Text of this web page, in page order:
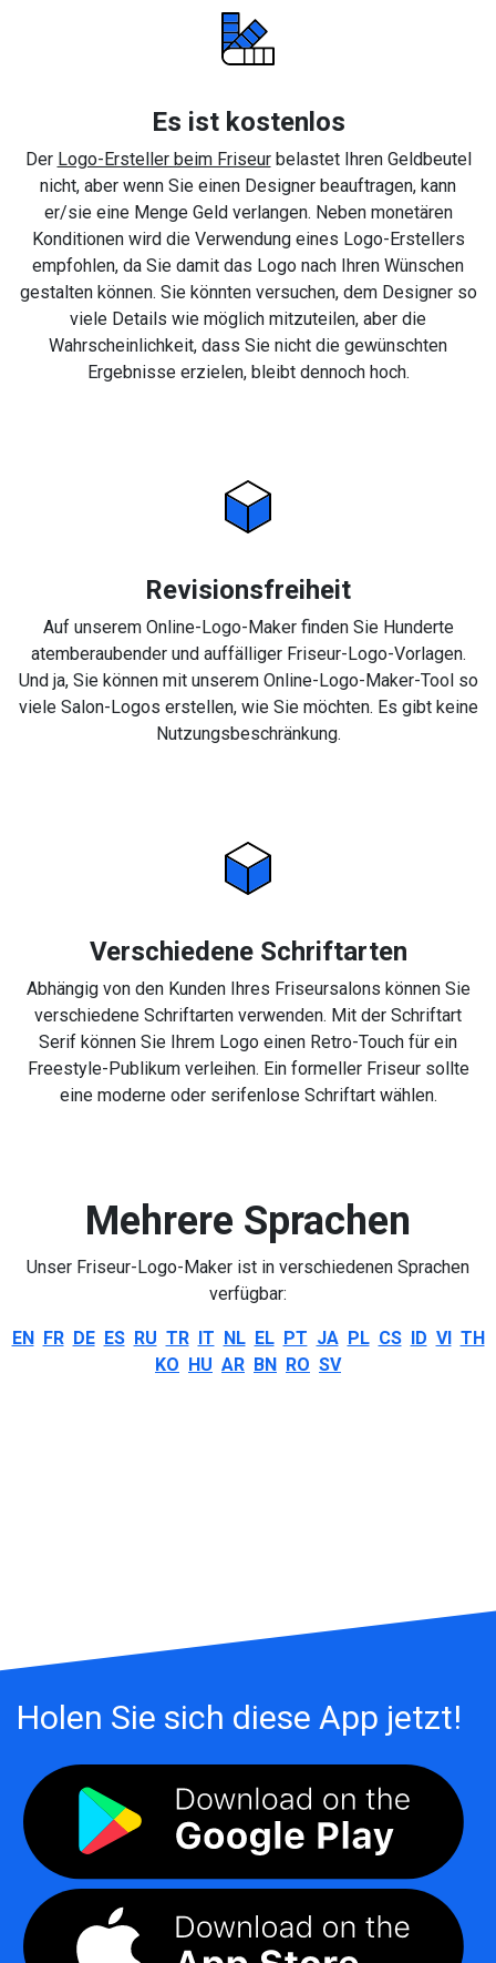
Es ist kostenlos
Der Logo-Ersteller beim Friseurbelastet Ihren Geldbeutel
nicht, aber wenn Sie einen Designer beauftragen, kann
er/sie eine Menge Geld verlangen. Neben monetären
Konditionen wird die Verwendung eines Logo-Erstellers
empfohlen, da Sie damit das Logo nach Ihren Wünschen
gestalten können. Sie könnten versuchen, dem Designer so
viele Details wie möglich mitzuteilen, aber die
Wahrscheinlichkeit, dass Sie nicht die gewünschten
Ergebnisse erzielen, bleibt dennoch hoch.
Revisionsfreiheit
Auf unserem Online-Logo-Maker finden Sie Hunderte
atemberaubender und auffälliger Friseur-Logo-Vorlagen.
Und ja, Sie können mit unserem Online-Logo-Maker-Tool so
viele Salon-Logos erstellen, wie Sie möchten. Es gibt keine
Nutzungsbeschränkung.
Verschiedene Schriftarten
Abhängig von den Kunden Ihres Friseursalons können Sie
verschiedene Schriftarten verwenden. Mit der Schriftart
Serif können Sie Ihrem Logo einen Retro-Touch für ein
Freestyle-Publikum verleihen. Ein formeller Friseur sollte
eine moderne oder serifenlose Schriftart wählen.
Mehrere Sprachen
Unser Friseur-Logo-Maker ist in verschiedenen Sprachen
verfügbar:
EN FR DE ES RU TR IT NL EL PT JA PL CS ID VI TH
KO HU AR BN RO SV
Holen Sie sich diese App jetzt!